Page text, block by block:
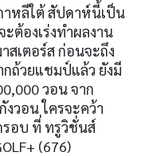
าหลีใต้ สัปดาห์นี้เป็น
ต้องเร่งทำผลงาน
สเตอร์ส ก่อนจะถึง
ถ้วยแชมป์แล้ว ยังมี
วอน จาก
วอน ใครจะคว้า
อบ ที่ ทรูวิชั่นส์
(676)